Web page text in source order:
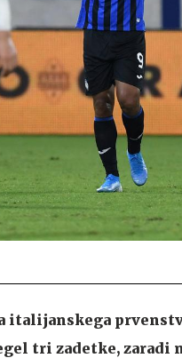
italijanskega
tri zadetke, zaradi